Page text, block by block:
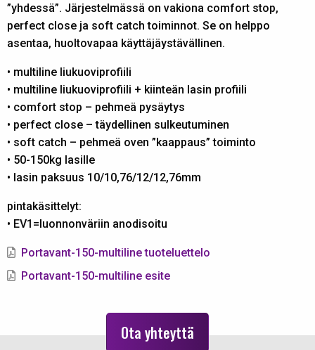
”yhdessä”. Järjestelmässä on vakiona comfort stop,
perfect close ja soft catch toiminnot. Se on helppo
asentaa, huoltovapaa käyttäjäystävällinen.
• multiline liukuoviprofiili
• multiline liukuoviprofiili + kiinteän lasin profiili
• comfort stop – pehmeä pysäytys
• perfect close – täydellinen sulkeutuminen
• soft catch – pehmeä oven ”kaappaus” toiminto
• 50-150kg lasille
• lasin paksuus 10/10,76/12/12,76mm
pintakäsittelyt:
• EV1=luonnonväriin anodisoitu
Portavant-150-multiline tuoteluettelo
Portavant-150-multiline esite
Ota yhteyttä